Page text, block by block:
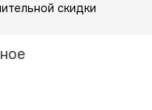
скидки